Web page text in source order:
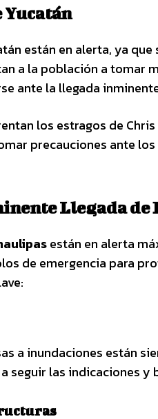
Yucatán
están en alerta, ya
a la población a tomar
ante la llegada
los estragos de
precauciones ante
Llegada de
están en alerta
de emergencia para
a inundaciones están
seguir las indicaciones y